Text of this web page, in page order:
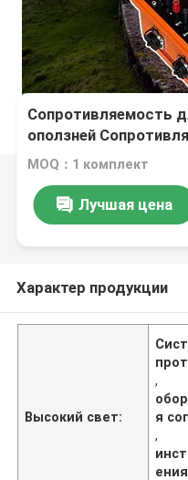
Сопротивляемость
оползней
кабельной системы
картографирования
веществ
MOQ：1 комплект
Лучшая цена
Характер продукции
Высокий свет:
,
я
,